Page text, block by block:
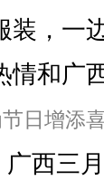
装，一
情和广
日增添
广西三